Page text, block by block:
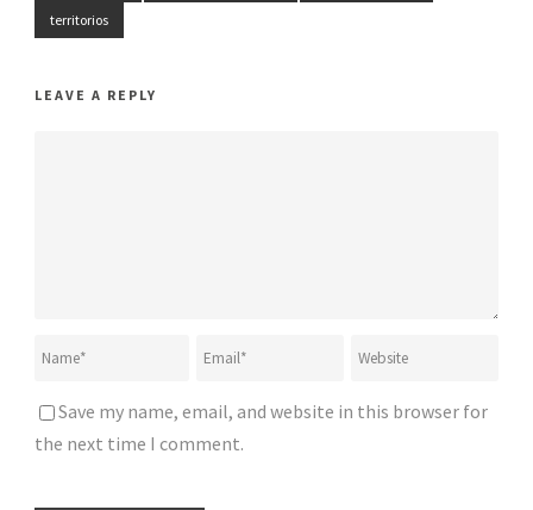
territorios
LEAVE A REPLY
Save my name, email, and website in this browser for
the next time I comment.